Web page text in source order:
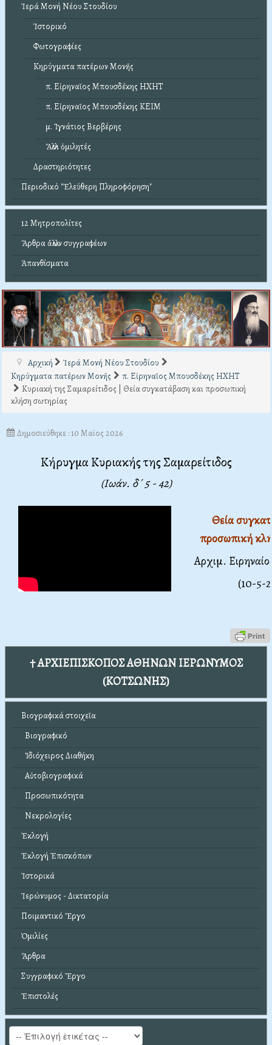
Ἱερά Μονή Νέου Στουδίου
Ἱστορικό
Φωτογραφίες
Κηρύγματα πατέρων Μονῆς
π. Εἰρηναῖος Μπουσδέκης ΗΧΗΤ
π. Εἰρηναῖος Μπουσδέκης ΚΕΙΜ
μ. Ἰγνάτιος Βερβέρης
Ἄλλοι ὁμιλητές
Δραστηριότητες
Περιοδικό "Ἐλεύθερη Πληροφόρηση"
12 Μητροπολίτες
Ἄρθρα ἄλλων συγγραφέων
Ἀπανθίσματα
Αρχική
Ἱερά Μονή Νέου Στουδίου
Κηρύγματα πατέρων Μονῆς
π. Εἰρηναῖος Μπουσδέκης ΗΧΗΤ
Κυριακή της Σαμαρείτιδος | Θεία συγκατάβαση και προσωπική
κλήση σωτηρίας
Δημοσιεύθηκε : 10 Μαϊος 2026
Κήρυγμα Κυριακής της Σαμαρείτιδος
(Ιωάν. δ΄ 5 - 42)
Θεία
προσωπική
Αρχιμ.
(10-5-
† ΑΡΧΙΕΠΙΣΚΟΠΟΣ ΑΘΗΝΩΝ ΙΕΡΩΝΥΜΟΣ
(ΚΟΤΣΩΝΗΣ)
Βιογραφικά στοιχεῖα
Βιογραφικό
Ἰδιόχειρος Διαθήκη
Αὐτοβιογραφικά
Προσωπικότητα
Νεκρολογίες
Ἐκλογή
Ἐκλογή Ἐπισκόπων
Ἱστορικά
Ἱερώνυμος - Δικτατορία
Ποιμαντικό Ἔργο
Ὁμιλίες
Ἄρθρα
Συγγραφικό Ἔργο
Ἐπιστολές